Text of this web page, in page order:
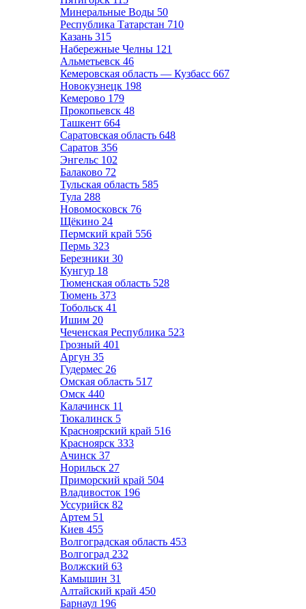
Минеральные Воды 50
Республика Татарстан 710
Казань 315
Набережные Челны 121
Альметьевск 46
Кемеровская область — Кузбасс 667
Новокузнецк 198
Кемерово 179
Прокопьевск 48
Ташкент 664
Саратовская область 648
Саратов 356
Энгельс 102
Балаково 72
Тульская область 585
Тула 288
Новомосковск 76
Щёкино 24
Пермский край 556
Пермь 323
Березники 30
Кунгур 18
Тюменская область 528
Тюмень 373
Тобольск 41
Ишим 20
Чеченская Республика 523
Грозный 401
Аргун 35
Гудермес 26
Омская область 517
Омск 440
Калачинск 11
Тюкалинск 5
Красноярский край 516
Красноярск 333
Ачинск 37
Норильск 27
Приморский край 504
Владивосток 196
Уссурийск 82
Артем 51
Киев 455
Волгоградская область 453
Волгоград 232
Волжский 63
Камышин 31
Алтайский край 450
Барнаул 196